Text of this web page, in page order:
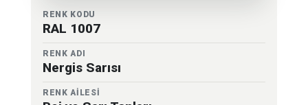
RENK KODU
RAL 1007
RENK ADI
Nergis Sarısı
RENK AİLESİ